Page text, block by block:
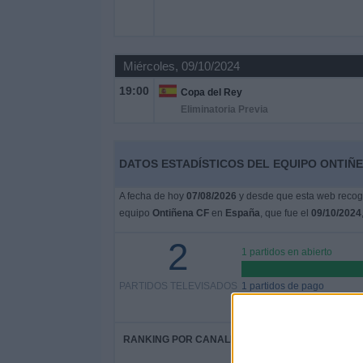
Miércoles, 09/10/2024
19:00
Copa del Rey
Eliminatoria Previa
DATOS ESTADÍSTICOS DEL EQUIPO
A fecha de hoy 07/08/2026 y desde que esta web
equipo Ontiñena CFen España, que fue el 09/10/2024
2
PARTIDOS TELEVISADOS
1 partidos en abierto
1 partidos de pago
RANKING POR CANALES